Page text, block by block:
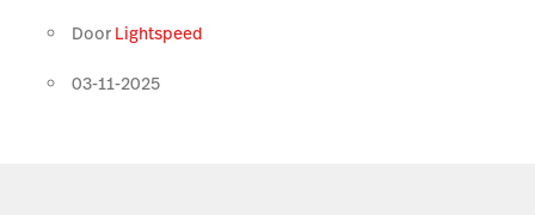
Door Lightspeed
03-11-2025